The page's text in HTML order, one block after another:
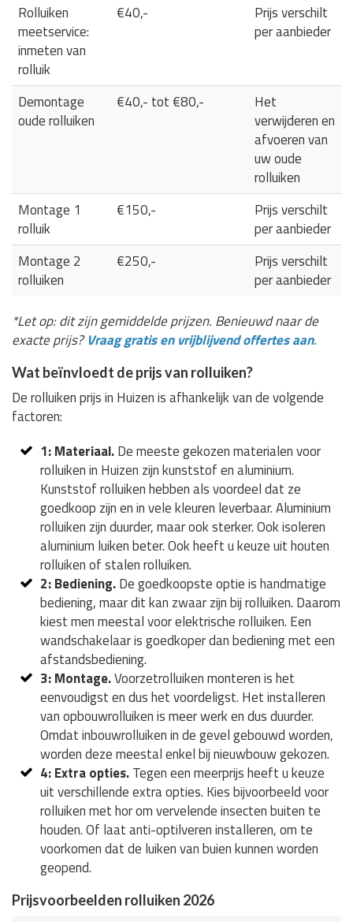
Rolluiken
meetservice:
inmeten van
rolluik
€40,-
Prijs verschilt
per aanbieder
Demontage
oude rolluiken
€40,- tot €80,-
Het
verwijderen en
afvoeren van
uw oude
rolluiken
Montage 1
rolluik
€150,-
Prijs verschilt
per aanbieder
Montage 2
rolluiken
€250,-
Prijs verschilt
per aanbieder
*Let op: dit zijn gemiddelde prijzen. Benieuwd naar de
exacte prijs?Vraag gratis en vrijblijvend offertes aan.
Wat beïnvloedt de prijs van rolluiken?
De rolluiken prijs in Huizen is afhankelijk van de volgende
factoren:
1: Materiaal.De meeste gekozen materialen voor
rolluiken in Huizen zijn kunststof en aluminium.
Kunststof rolluiken hebben als voordeel dat ze
goedkoop zijn en in vele kleuren leverbaar. Aluminium
rolluiken zijn duurder, maar ook sterker. Ook isoleren
aluminium luiken beter. Ook heeft u keuze uit houten
rolluiken of stalen rolluiken.
2: Bediening.De goedkoopste optie is handmatige
bediening, maar dit kan zwaar zijn bij rolluiken. Daarom
kiest men meestal voor elektrische rolluiken. Een
wandschakelaar is goedkoper dan bediening met een
afstandsbediening.
3: Montage.Voorzetrolluiken monteren is het
eenvoudigst en dus het voordeligst. Het installeren
van opbouwrolluiken is meer werk en dus duurder.
Omdat inbouwrolluiken in de gevel gebouwd worden,
worden deze meestal enkel bij nieuwbouw gekozen.
4: Extra opties.Tegen een meerprijs heeft u keuze
uit verschillende extra opties. Kies bijvoorbeeld voor
rolluiken met hor om vervelende insecten buiten te
houden. Of laat anti-optilveren installeren, om te
voorkomen dat de luiken van buien kunnen worden
geopend.
Prijsvoorbeelden rolluiken 2026